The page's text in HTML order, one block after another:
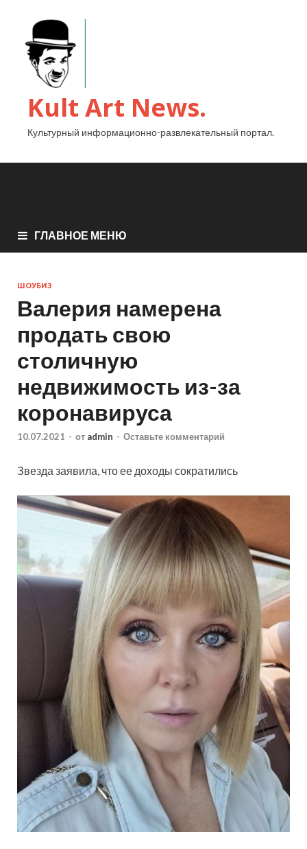
Kult Art News.
Культурный информационно-развлекательный портал.
ГЛАВНОЕ МЕНЮ
ШОУБИЗ
Валерия намерена
продать свою
столичную
недвижимость из-за
коронавируса
10.07.2021 - от admin - Оставьте комментарий
Звезда заявила, что ее доходы сократились